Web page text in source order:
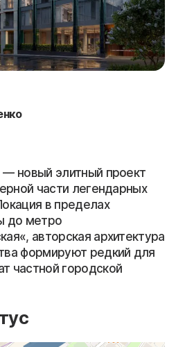
новый элитный проект
части легендарных
в пределах
до метро
авторская архитектура
формируют редкий для
частной городской